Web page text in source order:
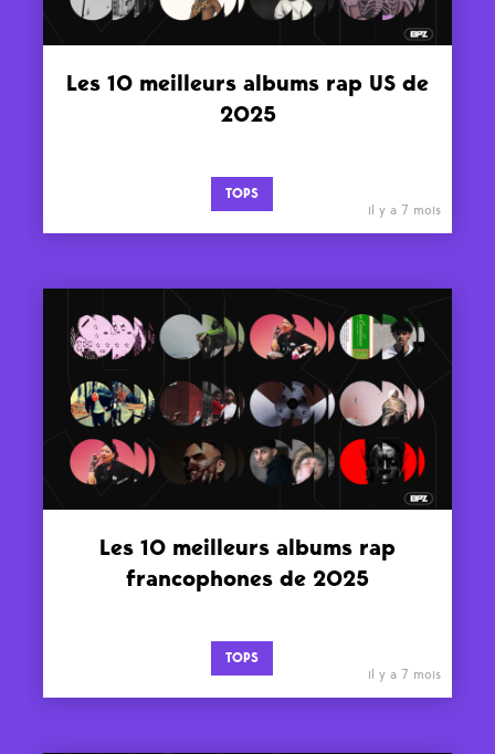
Les 10 meilleurs albums rap US de
2025
TOPS
il y a 7 mois
Les 10 meilleurs albums rap
francophones de 2025
TOPS
il y a 7 mois